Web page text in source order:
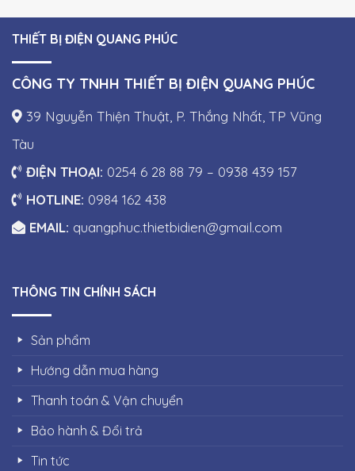
THIẾT BỊ ĐIỆN QUANG PHÚC
CÔNG TY TNHH THIẾT BỊ ĐIỆN QUANG PHÚC
39 Nguyễn Thiện Thuật, P. Thắng Nhất, TP Vũng
Tàu
ĐIỆN THOẠI: 0254 6 28 88 79 – 0938 439 157
HOTLINE: 0984 162 438
EMAIL: quangphuc.thietbidien@gmail.com
THÔNG TIN CHÍNH SÁCH
Sản phẩm
Hướng dẫn mua hàng
Thanh toán & Vận chuyển
Bảo hành & Đổi trả
Tin tức